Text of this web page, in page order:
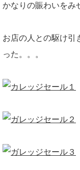
かなりの賑わいをみ
お店の人との駆け引
った。。。